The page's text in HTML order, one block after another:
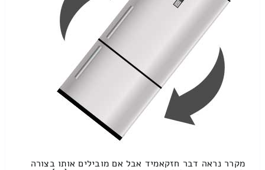
מקרר נראה דבר חזקאמיד אבל אם מובילים אותו בצורה